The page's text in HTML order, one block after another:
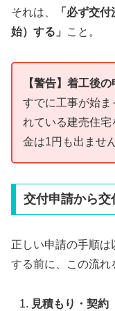
それは、
「必ず交
始）する」
こと。
【警告】着工後
すでに工事が始ま
れている建売住
金は1円も出ません
交付申請から
正しい申請の手順
する前に、この流れ
見積もり・契約